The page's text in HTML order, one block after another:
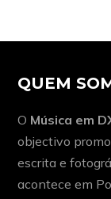
QUEM
O Música em
objectivo
escrita e
acontece em